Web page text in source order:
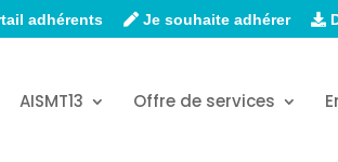
adhérents Je souhaite adhérer
AISMT13 Offre de services